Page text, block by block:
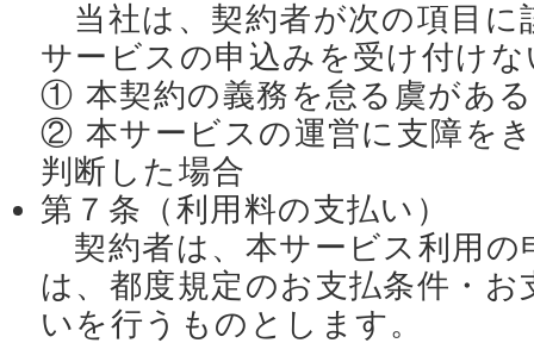
当社は、契約者が次の項目に
サービスの申込みを受け付け
① 本契約の義務を怠る虞があ
② 本サービスの運営に支障を
判断した場合
第７条（利用料の支払い）
契約者は、本サービス利用の
は、都度規定のお支払条件・
いを行うものとします。